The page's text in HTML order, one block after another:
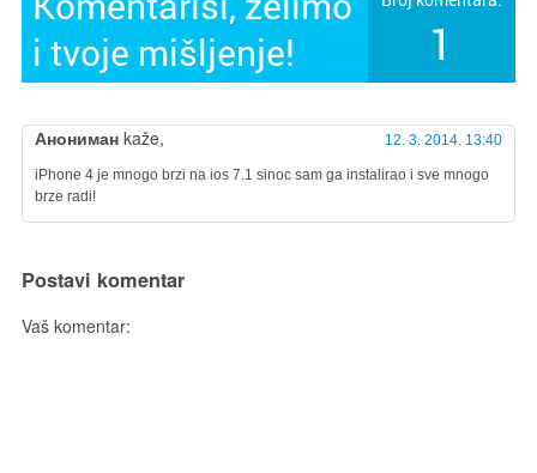
i tvoje mišljenje!
1
Анониман kaže, 12. 3. 2014. 13:40
iPhone 4 je mnogo brzi na ios 7.1 sinoc sam ga instalirao i sve mnogo
brze radi!
Postavi komentar
Vaš komentar: